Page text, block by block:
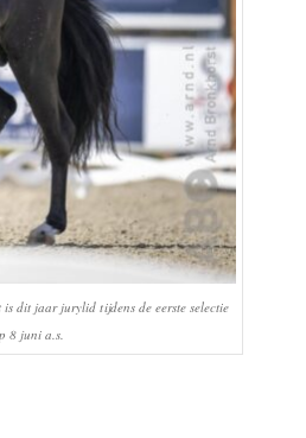
dit jaar jurylid tijdens de eerste selectie
8 juni a.s.